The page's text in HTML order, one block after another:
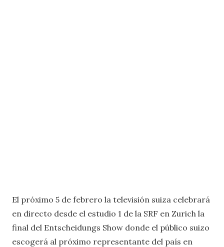
El próximo 5 de febrero la televisión suiza celebrará
en directo desde el estudio 1 de la SRF en Zurich la
final del Entscheidungs Show donde el público suizo
escogerá al próximo representante del país en